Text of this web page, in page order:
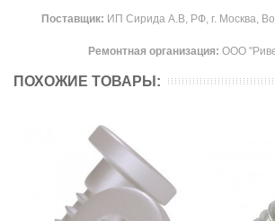
Поставщик: ИП Сирида А.В, РФ, г. Москва,
Ремонтная организация: ООО
ПОХОЖИЕ ТОВАРЫ: